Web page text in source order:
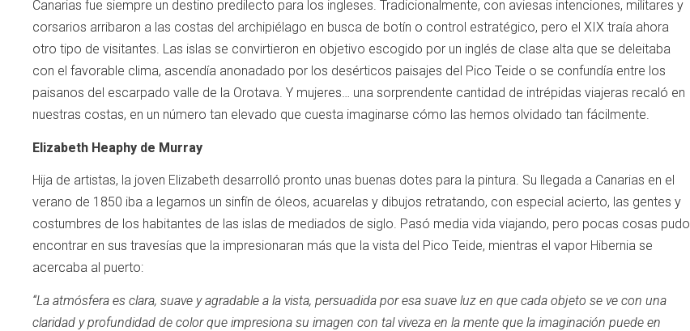
Canarias fue siempre un destino predilecto para los ingleses. Tradicionalmente, con aviesas intenciones, militares y
corsarios arribaron a las costas del archipiélago en busca de botín o control estratégico, pero el XIX traía ahora
otro tipo de visitantes. Las islas se convirtieron en objetivo escogido por un inglés de clase alta que se deleitaba
con el favorable clima, ascendía anonadado por los desérticos paisajes del Pico Teide o se confundía entre los
paisanos del escarpado valle de la Orotava. Y mujeres… una sorprendente cantidad de intrépidas viajeras recaló en
nuestras costas, en un número tan elevado que cuesta imaginarse cómo las hemos olvidado tan fácilmente.
Elizabeth Heaphy de Murray
Hija de artistas, la joven Elizabeth desarrolló pronto unas buenas dotes para la pintura. Su llegada a Canarias en el
verano de 1850 iba a legarnos un sinfín de óleos, acuarelas y dibujos retratando, con especial acierto, las gentes y
costumbres de los habitantes de las islas de mediados de siglo. Pasó media vida viajando, pero pocas cosas pudo
encontrar en sus travesías que la impresionaran más que la vista del Pico Teide, mientras el vapor Hibernia se
acercaba al puerto:
“La atmósfera es clara, suave y agradable a la vista, persuadida por esa suave luz en que cada objeto se ve con una
claridad y profundidad de color que impresiona su imagen con tal viveza en la mente que la imaginación puede en